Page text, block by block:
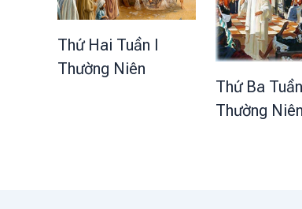
Thứ Hai Tuần I
Thường Niên
Thứ Ba
Thường Niên